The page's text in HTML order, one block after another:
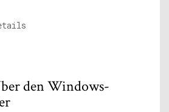
den Windows-